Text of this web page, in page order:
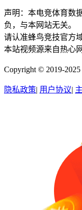
声明：本电竞体育数
负，与本网站无关。
请认准蜂鸟竞技官方
本站视频源来自热心
Copyright © 2019-
隐私政策| 用户协议|